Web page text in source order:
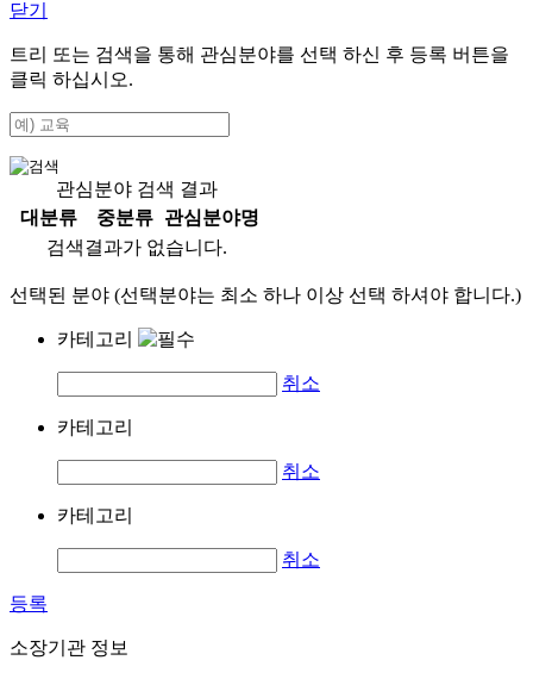
닫기
트리 또는 검색을 통해 관심분야를 선택 하신 후 등록 버튼을
클릭 하십시오.
관심분야 검색 결과
대분류
중분류
관심분야명
검색결과가 없습니다.
선택된 분야 (선택분야는 최소 하나 이상 선택 하셔야 합니다.)
카테고리
취소
카테고리
취소
카테고리
취소
등록
소장기관 정보